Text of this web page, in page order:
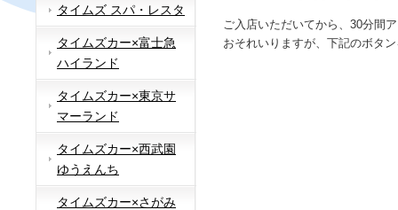
タイムズ スパ・レスタ
タイムズカー×富士急
ハイランド
タイムズカー×東京サ
マーランド
タイムズカー×西武園
ゆうえんち
タイムズカー×さがみ
ご入店いただいてから、30分間
おそれいりますが、下記のボタ